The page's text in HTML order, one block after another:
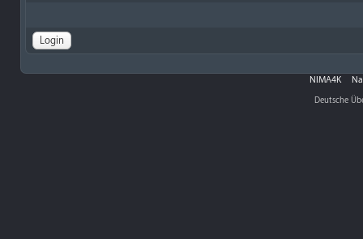
NIMA4K
Deutsche